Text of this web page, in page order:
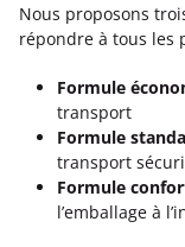
Nous proposons
répondre à tous les
Formule
transport
Formule
transport
Formule
l’emballage à